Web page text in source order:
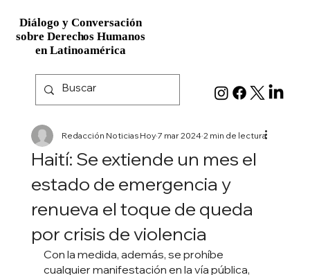
Diálogo y Conversación
sobre Derechos Humanos
en Latinoamérica
Diálogo y Conversación
sobre Derechos Humanos
en Latinoamérica
Haití: Se extiende un mes el
estado de emergencia y
renueva el toque de queda
por crisis de violencia
Redacción Noticias Hoy 7 mar 2024 2 min de lectura
Con la medida, además, se prohíbe
cualquier manifestación en la vía pública,